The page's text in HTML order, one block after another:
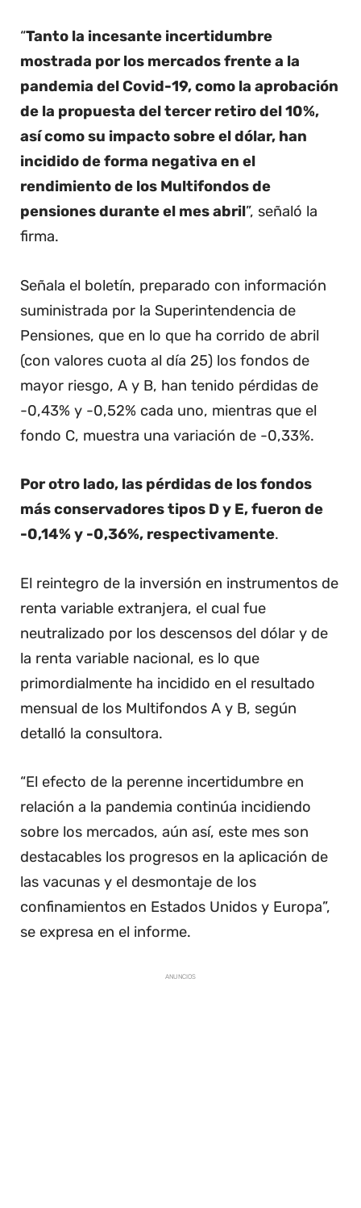
“Tanto la incesante incertidumbre
mostrada por los mercados frente a la
pandemia del Covid-19, como la aprobación
de la propuesta del tercer retiro del 10%,
así como su impacto sobre el dólar, han
incidido de forma negativa en el
rendimiento de los Multifondos de
pensiones durante el mes abril”, señaló la
firma.
Señala el boletín, preparado con información
suministrada por la Superintendencia de
Pensiones, que en lo que ha corrido de abril
(con valores cuota al día 25) los fondos de
mayor riesgo, A y B, han tenido pérdidas de
-0,43% y -0,52% cada uno, mientras que el
fondo C, muestra una variación de -0,33%.
Por otro lado, las pérdidas de los fondos
más conservadores tipos D y E, fueron de
-0,14% y -0,36%, respectivamente.
El reintegro de la inversión en instrumentos de
renta variable extranjera, el cual fue
neutralizado por los descensos del dólar y de
la renta variable nacional, es lo que
primordialmente ha incidido en el resultado
mensual de los Multifondos A y B, según
detalló la consultora.
“El efecto de la perenne incertidumbre en
relación a la pandemia continúa incidiendo
sobre los mercados, aún así, este mes son
destacables los progresos en la aplicación de
las vacunas y el desmontaje de los
confinamientos en Estados Unidos y Europa”,
se expresa en el informe.
ANUNCIOS